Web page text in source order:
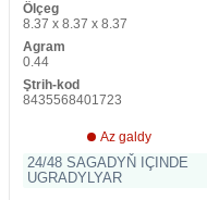
Ölçeg
8.37 x 8.37 x 8.37
Agram
0.44
Ştrih-kod
8435568401723
Az galdy
24/48 SAGADYŇ IÇINDE
UGRADYLYAR